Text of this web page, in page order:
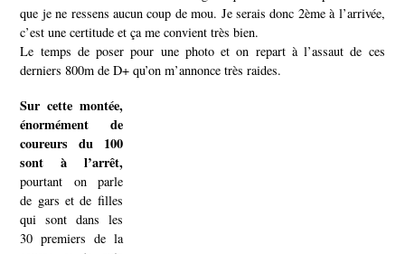
que je ne ressens aucun coup de mou. Je serais donc 2ème à l’arrivée,
c’est une certitude et ça me convient très bien.
Le temps de poser pour une photo et on repart à l’assaut de ces
derniers 800m de D+ qu’on m’annonce très raides.
Sur cette montée,
énormément de
coureurs du 100
sont à l’arrêt,
pourtant on parle
de gars et de filles
qui sont dans les
30 premiers de la